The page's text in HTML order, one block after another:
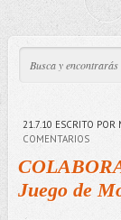
21.7.10 ESCRITO POR
COMENTARIOS
Juego de